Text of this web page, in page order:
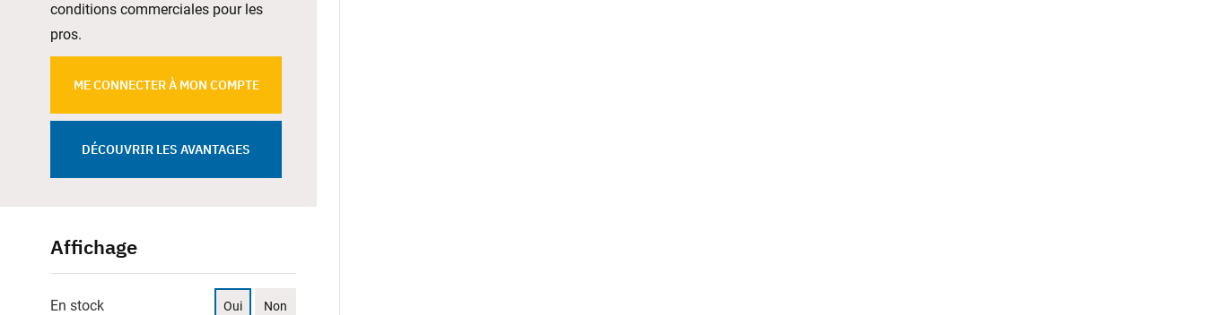
conditions commerciales pour les
pros.
ME CONNECTER À MON COMPTE
DÉCOUVRIR LES AVANTAGES
Affichage
En stock Oui Non